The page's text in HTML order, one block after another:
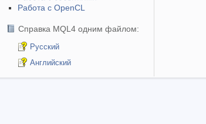
Работа с OpenCL
Справка MQL4 одним файлом:
Русский
Английский